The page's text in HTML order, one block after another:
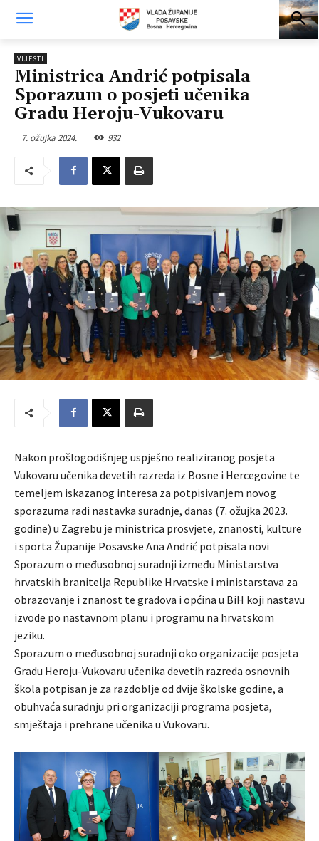
VIJESTI
Ministrica Andrić potpisala
Sporazum o posjeti učenika
Gradu Heroju-Vukovaru
7. ožujka 2024. 932
Nakon prošlogodišnjeg uspješno realiziranog posjeta
Vukovaru učenika devetih razreda iz Bosne i Hercegovine te
temeljem iskazanog interesa za potpisivanjem novog
sporazuma radi nastavka suradnje, danas (7. ožujka 2023.
godine) u Zagrebu je ministrica prosvjete, znanosti, kulture
i sporta Županije Posavske Ana Andrić potpisala novi
Sporazum o međusobnoj suradnji između Ministarstva
hrvatskih branitelja Republike Hrvatske i ministarstava za
obrazovanje i znanost te gradova i općina u BiH koji nastavu
izvode po nastavnom planu i programu na hrvatskom
jeziku.
Sporazum o međusobnoj suradnji oko organizacije posjeta
Gradu Heroju-Vukovaru učenika devetih razreda osnovnih
škola potpisan je za razdoblje od dvije školske godine, a
obuhvaća suradnju pri organizaciji programa posjeta,
smještaja i prehrane učenika u Vukovaru.